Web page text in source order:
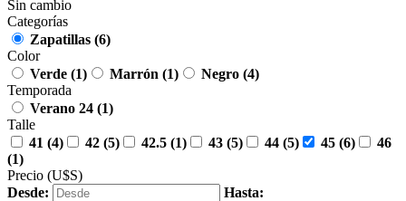
Sin cambio
Categorías
Zapatillas (6)
Color
Verde (1) Marrón (1) Negro (4)
Temporada
Verano 24 (1)
Talle
41 (4) 42 (5) 42.5 (1) 43 (5) 44 (5) 45 (6)
46
(1)
Precio (U$S)
Desde:
Hasta: